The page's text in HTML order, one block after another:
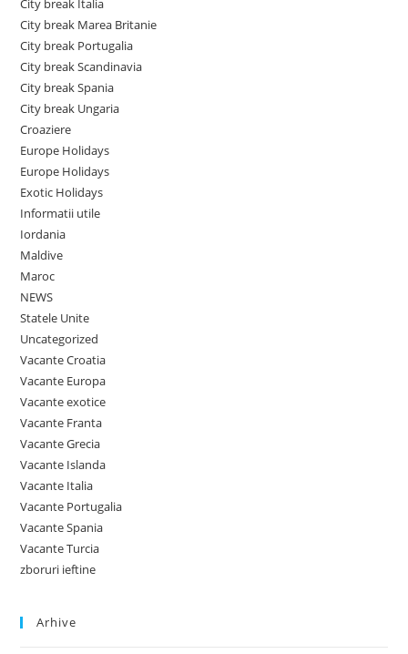
City break Italia
City break Marea Britanie
City break Portugalia
City break Scandinavia
City break Spania
City break Ungaria
Croaziere
Europe Holidays
Europe Holidays
Exotic Holidays
Informatii utile
Iordania
Maldive
Maroc
NEWS
Statele Unite
Uncategorized
Vacante Croatia
Vacante Europa
Vacante exotice
Vacante Franta
Vacante Grecia
Vacante Islanda
Vacante Italia
Vacante Portugalia
Vacante Spania
Vacante Turcia
zboruri ieftine
Arhive